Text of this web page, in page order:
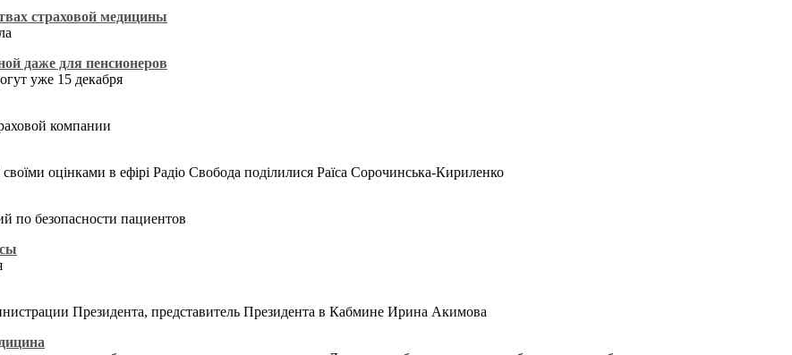
страховой медицины
даже для пенсионеров
уже 15 декабря
компании
оцінками в ефірі Радіо Свобода поділилися Раїса Сорочинська-Кириленко
по безопасности пациентов
Президента, представитель Президента в Кабмине Ирина Акимова